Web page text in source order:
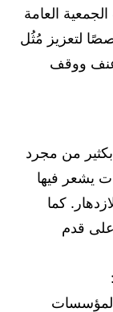
العامة
لتعزيز مُثُل
24 ساعة باللاعنف ووقف
من مجرد
يشعر فيها
كما
قدم